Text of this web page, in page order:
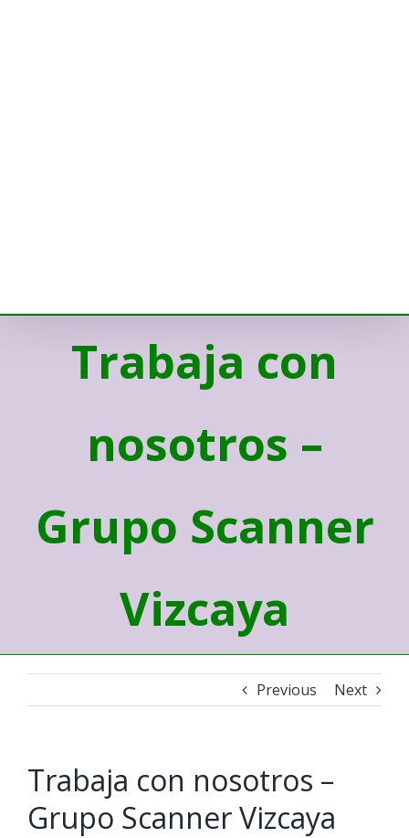
Trabaja con
nosotros –
Grupo Scanner
Vizcaya
Previous Next
Trabaja con nosotros –
Grupo Scanner Vizcaya